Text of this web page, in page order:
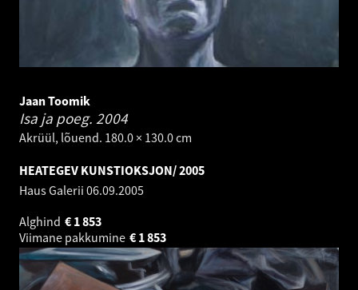
Jaan Toomik
Isa ja poeg. 2004
Akrüül, lõuend. 180.0 × 130.0 cm
HEATEGEV KUNSTIOKSJON/ 2005
Haus Galerii 06.09.2005
Alghind
1 853
€
Viimane pakkumine
1 853
€